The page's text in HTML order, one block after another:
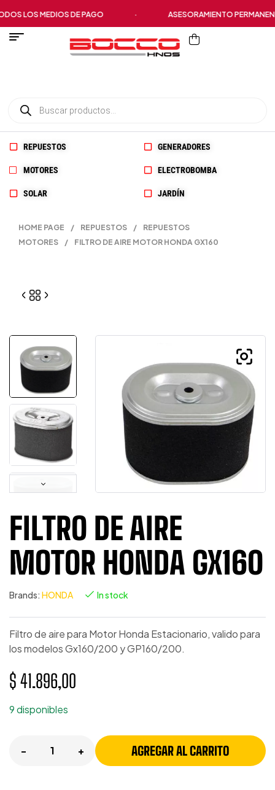
LOS MEDIOS DE PAGO ASESORAMIENTO PERMANENTE
REPUESTOS GENERADORES
MOTORES ELECTROBOMBA
SOLAR JARDÍN
HOME PAGE / REPUESTOS /
REPUESTOS
MOTORES
/ FILTRO DE AIRE MOTOR HONDA GX160
FILTRO DE AIRE
MOTOR HONDA GX160
Brands: HONDA In stock
Filtro de aire para Motor Honda Estacionario, valido para
los modelos Gx160/200 y GP160/200.
$41.896,00
9 disponibles
- + AGREGAR AL CARRITO